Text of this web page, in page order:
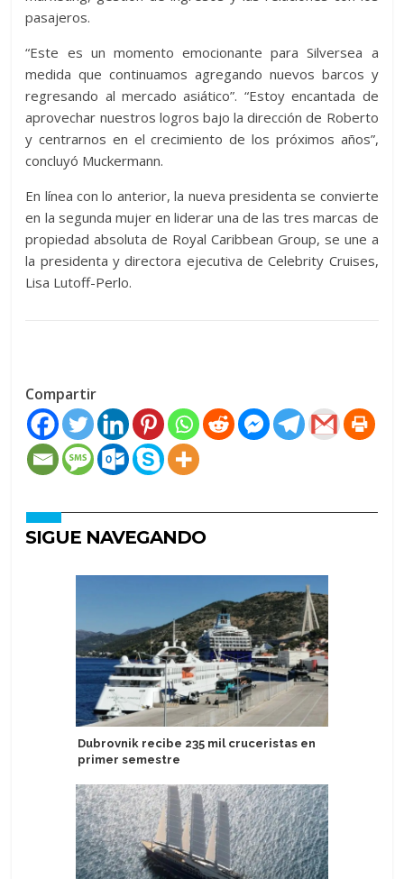
pasajeros.
“Este es un momento emocionante para Silversea a
medida que continuamos agregando nuevos barcos y
regresando al mercado asiático”. “Estoy encantada de
aprovechar nuestros logros bajo la dirección de Roberto
y centrarnos en el crecimiento de los próximos años”,
concluyó Muckermann.
En línea con lo anterior, la nueva presidenta se convierte
en la segunda mujer en liderar una de las tres marcas de
propiedad absoluta de Royal Caribbean Group, se une a
la presidenta y directora ejecutiva de Celebrity Cruises,
Lisa Lutoff-Perlo.
Compartir
SIGUE NAVEGANDO
Dubrovnik recibe 235 mil cruceristas en
primer semestre